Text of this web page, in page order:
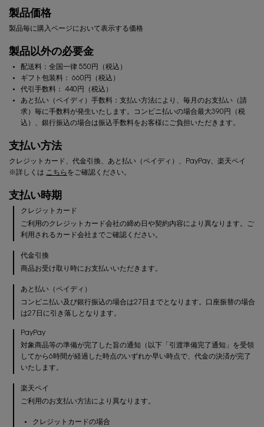
製品価格
製品毎に購入ページにおいて表示する価格
製品以外の必要金
配送料：全国一律 550 円（税込）
ギフト包装料： 660 円（税込）
代引手数料： 440 円（税込）
あと払い（ペイディ）手数料：支払い方法により、毎月のお支払い（請
求）毎に手数料が発生いたします。コンビニ払いの場合最大390円（税
込）、銀行振込の場合は振込手数料をお客様にご負担いただきます。
支払い方法
クレジットカード、代金引換、あと払い（ペイディ）、PayPay、楽天ペイ
※詳しくは こちら をご確認ください。
支払い時期
クレジットカード
ご利用のクレジットカード会社の締め日や契約内容により異なります。ご
利用されるカード会社までご確認ください。
代金引換
商品お受け取り時にお支払いいただきます。
あと払い（ペイディ）
コンビニ払い及び銀行振込の場合は27日までとなります。口座振替の場合
は27日に引き落しとなります。
PayPay
対象商品等の準備が完了した旨の通知（以下「引渡準備完了通知」を受領
してから6時間が経過した時点のいずれか早い時点で、代金の決済が完了
いたします。
楽天ペイ
ご利用のお支払い方法により異なります。
クレジットカードの場合